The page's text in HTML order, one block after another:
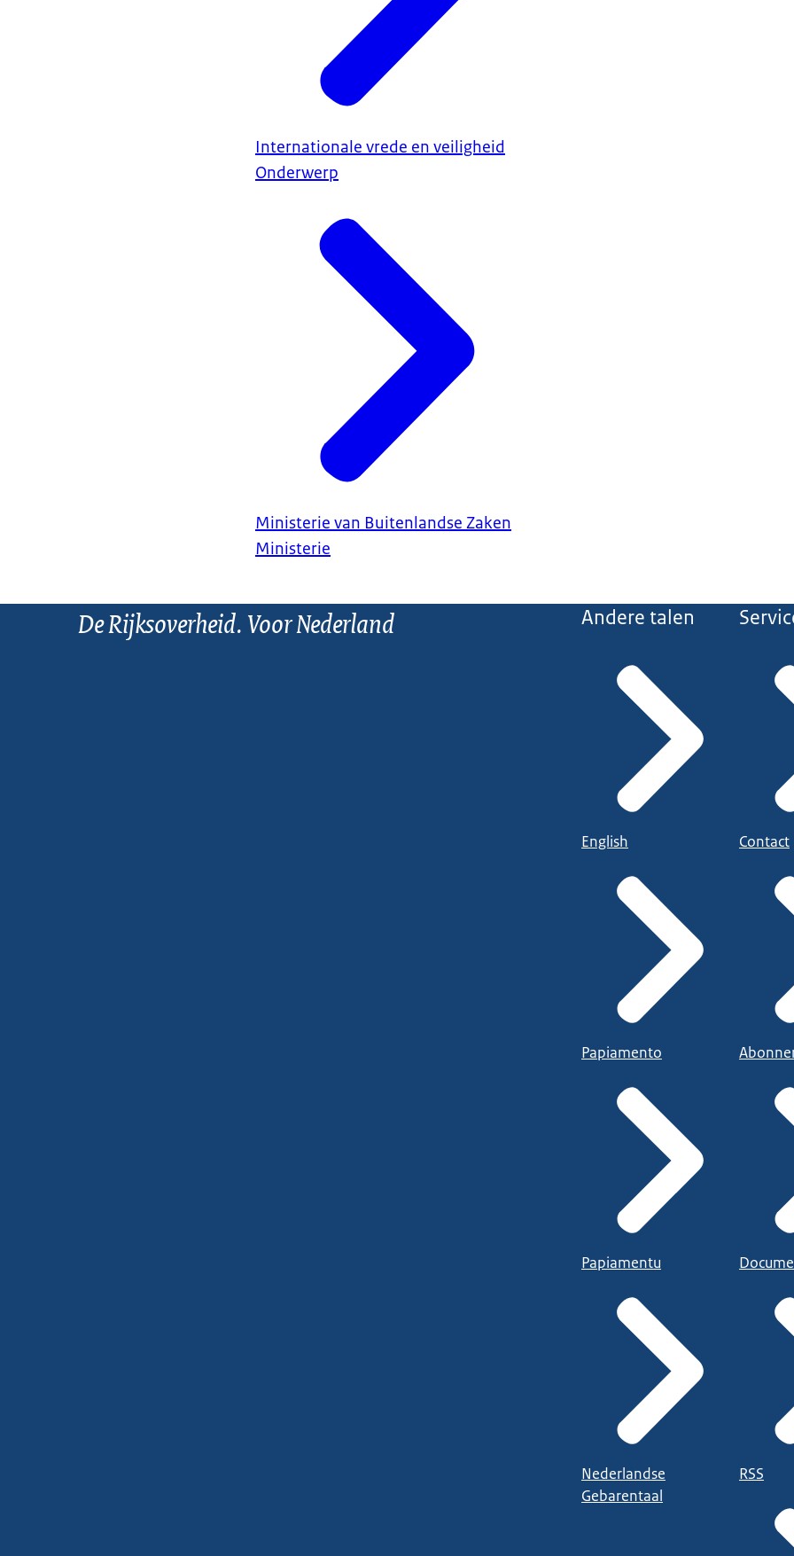
Internationale vrede en veiligheid
Onderwerp
Ministerie van Buitenlandse Zaken
Ministerie
De Rijksoverheid. Voor Nederland Andere talen
English
Papiamento
Papiamentu
Nederlandse
Gebarentaal
Contact
RSS